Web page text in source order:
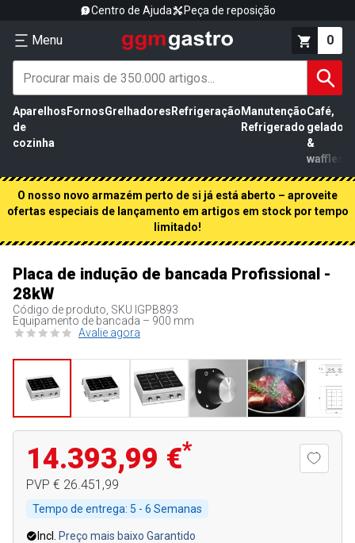
Centro de Ajuda Peça de reposição
Menu 0
Aparelhos
de
cozinha
FornosGrelhadores Refrigeração Manutenção
Refrigerado
Café,
gelados
&
waffles
O nosso novo armazém perto de si já está aberto – aproveite
ofertas especiais de lançamento em artigos em stock por tempo
limitado!
Placa de indução de bancada Profissional -
28kW
Código de produto, SKU IGPB893
Equipamento de bancada – 900 mm
Avalie agora
14.393,99 €*
PVP € 26.451,99
Tempo de entrega: 5 - 6 Semanas
Incl.
Preço mais baixo Garantido